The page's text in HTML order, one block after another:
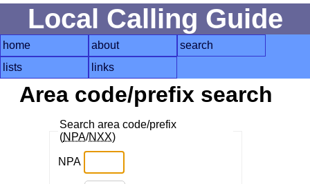
Local Calling Guide
home about
search
lists
links
Area code/prefix search
Search area code/prefix
(NPA/NXX)
NPA